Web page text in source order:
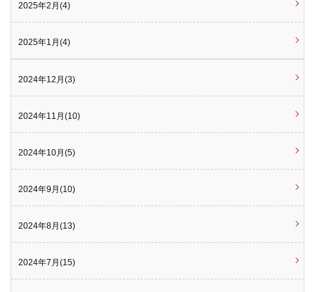
2025年2月(4)
2025年1月(4)
2024年12月(3)
2024年11月(10)
2024年10月(5)
2024年9月(10)
2024年8月(13)
2024年7月(15)